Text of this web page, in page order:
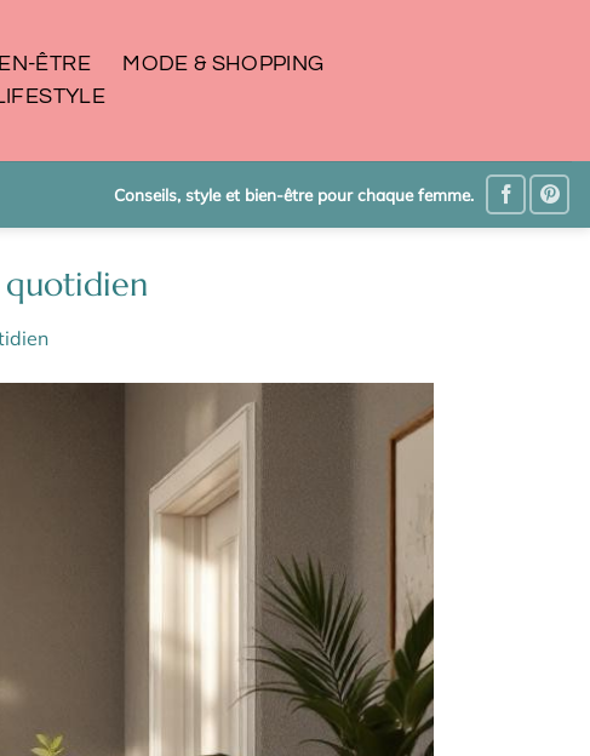
ÊTRE
MODE & SHOPPING
Conseils, style et bien-être pour chaque femme.
quotidien